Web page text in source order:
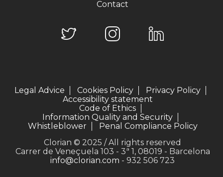
Contact
Legal Advice Cookies Policy
Privacy Policy
Accessibility statement
Code of Ethics
Information Quality and Security
Whistleblower
Penal Compliance Policy
Clorian © 2025 / All rights reserved
Carrer de Veneçuela 103 - 3ª 1, 08019 - Barcelona
info@clorian.com - 932 506 723